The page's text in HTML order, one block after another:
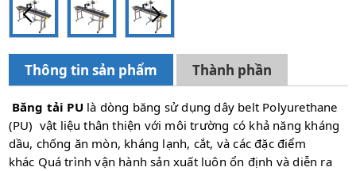
Thông tin sản phẩm Thành phần
Băng tải PU là dòng băng sử dụng dây belt Polyurethane
(PU) vật liệu thân thiện với môi trường có khả năng kháng
dầu, chống ăn mòn, kháng lạnh, cắt, và các đặc điểm
khác Quá trình vận hành sản xuất luôn ổn định và diễn ra